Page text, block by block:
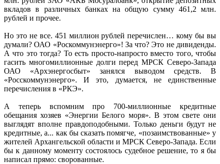
вкладов в различных банках на общую сумму 461,2 млн.
рублей и прочее.
Но это не все. 451 миллион рублей перечислен… кому бы вы
думали? ОАО «Роскоммунэнерго»! За что? Это не дивиденды.
А что это тогда? То есть просто-напросто вместо того, чтобы
гасить многомиллионные долги перед МРСК Северо-Запада
ОАО «Архэнергосбыт» занялся выводом средств. В
«Росскоммунэнерго». И это, думается, не единственные
перечисления в «РКЭ».
А теперь вспомним про 700-миллионные кредитные
обещания хозяев «Энергии Белого моря». В этом свете они
выглядят вполне правдоподобными. Только деньги будут не
кредитные, а... как бы сказать помягче, «позаимствованные» у
жителей Архангельской области и МРСК Северо-Запада. Если
бы к данному моменту состоялось судебное решение, то я бы
написал прямо: сворованные.